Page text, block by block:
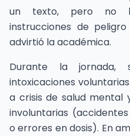
un texto, pero no
instrucciones de
advirtió la académica.
Durante la jornada,
intoxicaciones
a crisis de salud
involuntarias
o errores en dosis). En